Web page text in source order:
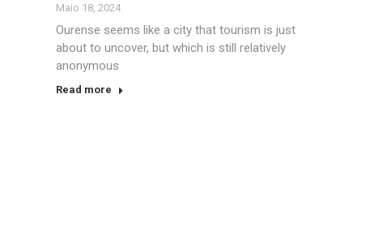
Maio 18, 2024
Ourense seems like a city that tourism is just
about to uncover, but which is still relatively
anonymous
Read more